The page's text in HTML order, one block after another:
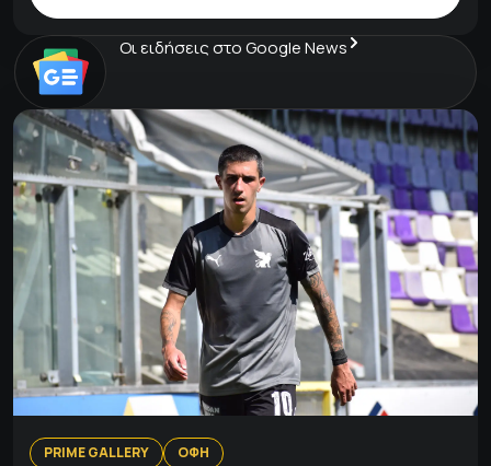
Οι ειδήσεις στο Google News
PRIME GALLERY ΟΦΗ